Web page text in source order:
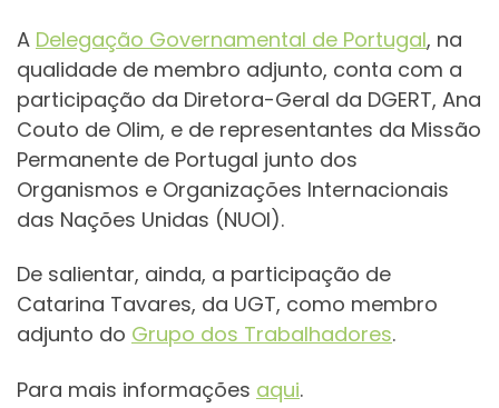
A Delegação Governamental de Portugal, na
qualidade de membro adjunto, conta com a
participação da Diretora-Geral da DGERT, Ana
Couto de Olim, e de representantes da Missão
Permanente de Portugal junto dos
Organismos e Organizações Internacionais
das Nações Unidas (NUOI).
De salientar, ainda, a participação de
Catarina Tavares, da UGT, como membro
adjunto do Grupo dos Trabalhadores.
Para mais informações aqui.